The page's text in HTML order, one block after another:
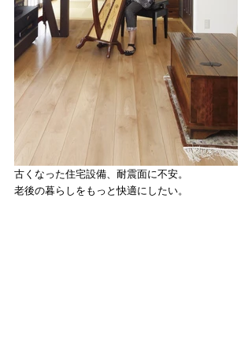
​古くなった住宅設備、耐震面に不安。
老後の暮らしをもっと快適にしたい。